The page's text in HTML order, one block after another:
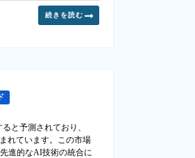
続きを読む
と予測されており、
れています。この市場
進的なAI技術の統合に